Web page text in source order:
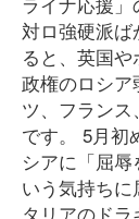
対ロ強硬派
ると、英国
政権のロシア
ツ、フラン
です。 5月初
シアに「屈
いう気持ち
タリアのド